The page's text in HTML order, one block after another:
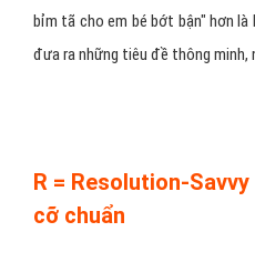
bỉm tã cho em bé bớt bận" hơn là
đưa ra những tiêu đề thông minh,
R = Resolution-
cỡ chuẩn